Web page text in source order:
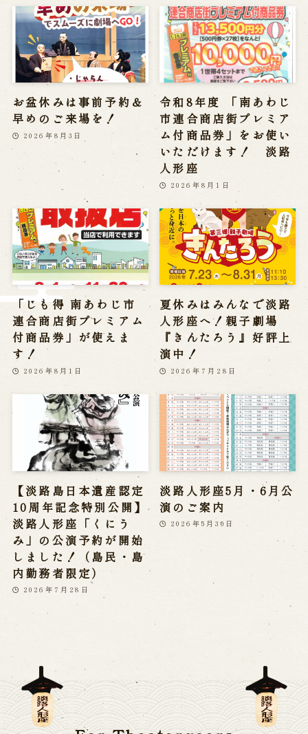
Contact Us
FAQ Email us Call us
Reservation
Online Reservation
Reservation via e-mail form
Phone Reservations
求人情報
※株式会社うずのくに南あわじの求人情報ページへ移動します
関連施設
通販サイトうずのくに
道の駅うずしお
うずの丘大鳴門橋記念館
お盆休みは事前予約＆
早めのご来場を！
2026年8月3日
令和8年度 「南あわじ
市連合商店街プレミア
ム付商品券」をお使い
いただけます！ 淡路
人形座
2026年8月1日
「じも得 南あわじ市
連合商店街プレミアム
付商品券」が使えま
す！
2026年8月1日
夏休みはみんなで淡路
人形座へ！親子劇場
『きんたろう』好評上
演中！
2026年7月28日
【淡路島日本遺産認定
10周年記念特別公開】
淡路人形座「くにう
み」の公演予約が開始
しました！（島民・島
内勤務者限定）
2026年7月28日
淡路人形座5月・6月公
演のご案内
2026年5月30日